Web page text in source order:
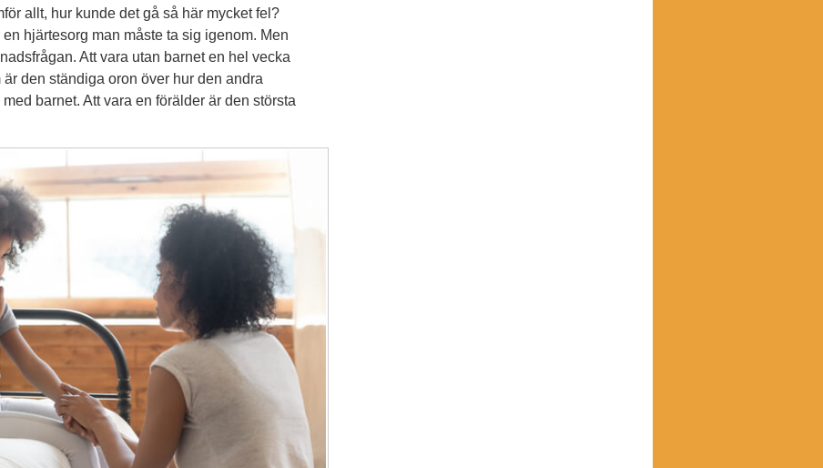
allt, hur kunde det gå så här mycket fel?
hjärtesorg man måste ta sig igenom. Men
Att vara utan barnet en hel vecka
den ständiga oron över hur den andra
barnet. Att vara en förälder är den största